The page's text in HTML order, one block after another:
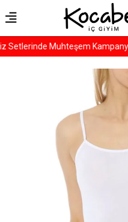
Setlerinde Muhteşem Kampanya